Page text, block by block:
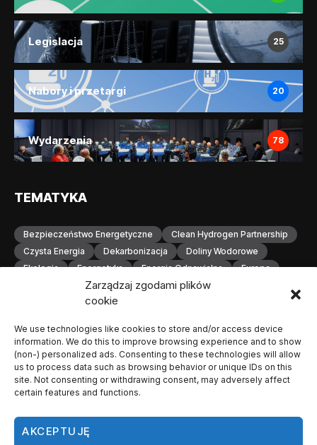
Zarządzaj zgodami plików
cookie
We use technologies like cookies to store and/or access device
information. We do this to improve browsing experience and to show
(non-) personalized ads. Consenting to these technologies will allow
us to process data such as browsing behavior or unique IDs on this
site. Not consenting or withdrawing consent, may adversely affect
certain features and functions.
AKCEPTUJĘ
Legislacja 25
Nabory i przetargi 20
Wydarzenia 78
TEMATYKA
Bezpieczeństwo Energetyczne
Clean Hydrogen Partnership
Czysta Energia
Dekarbonizacja
Doliny Wodorowe
Ekologia
Energetyka Energia Odnawialna
Europa
Gospodarka Wodorowa
H2
Hydrogen Europe
Infrastruktura Wodorowa
Magazynowanie Energii
Magazynowanie Wodoru
Małopolska
Neutralność Klimatyczna
Odnawialne Źródła Energii
Ogniwa Paliwowe
Orlen
OZE
Polska Produkcja Wodoru
Przemysł
Transformacja Energetyczna